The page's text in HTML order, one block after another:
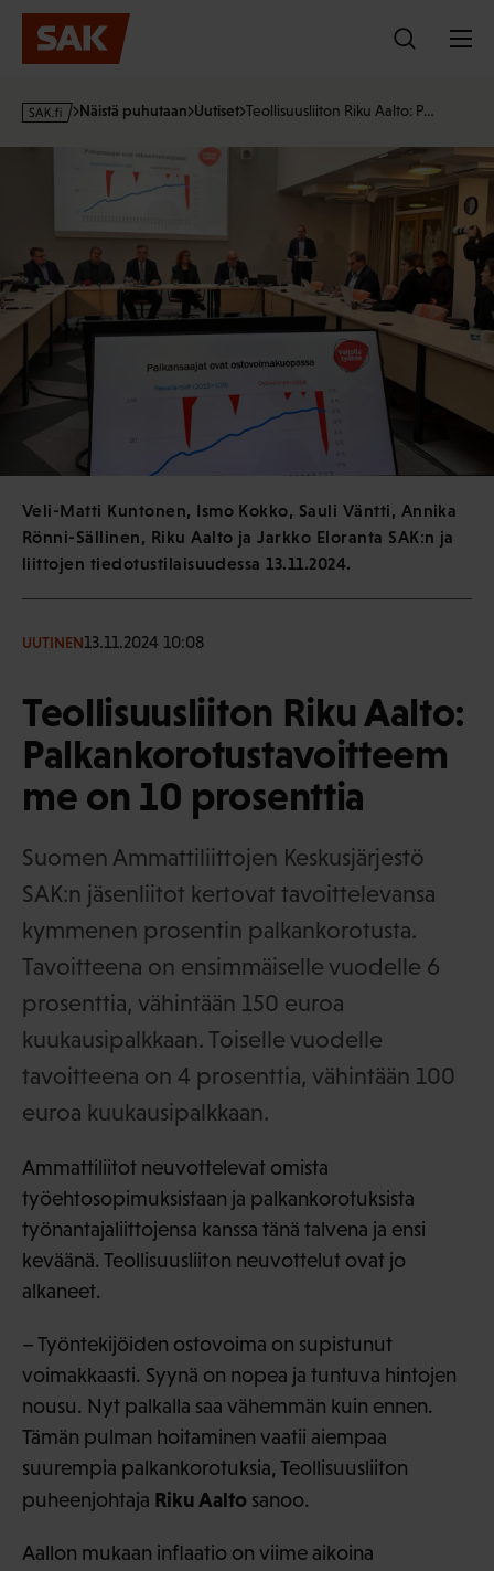
Hyppää
sisältöön
s
Näistä puhutaan Uutiset Teollisuusliiton Riku Aalto: P…
Veli-Matti Kuntonen, Ismo Kokko, Sauli Väntti, Annika
Rönni-Sällinen, Riku Aalto ja Jarkko Eloranta SAK:n ja
liittojen tiedotustilaisuudessa 13.11.2024.
UUTINEN13.11.2024 10:08
Teollisuusliiton Riku Aalto:
Palkankorotustavoitteem
me on 10 prosenttia
Suomen Ammattiliittojen Keskusjärjestö
SAK:n jäsenliitot kertovat tavoittelevansa
kymmenen prosentin palkankorotusta.
Tavoitteena on ensimmäiselle vuodelle 6
prosenttia, vähintään 150 euroa
kuukausipalkkaan. Toiselle vuodelle
tavoitteena on 4 prosenttia, vähintään 100
euroa kuukausipalkkaan.
Ammattiliitot neuvottelevat omista
työehtosopimuksistaan ja palkankorotuksista
työnantajaliittojensa kanssa tänä talvena ja ensi
keväänä. Teollisuusliiton neuvottelut ovat jo
alkaneet.
– Työntekijöiden ostovoima on supistunut
voimakkaasti. Syynä on nopea ja tuntuva hintojen
nousu. Nyt palkalla saa vähemmän kuin ennen.
Tämän pulman hoitaminen vaatii aiempaa
suurempia palkankorotuksia, Teollisuusliiton
puheenjohtaja Riku Aalto sanoo.
Aallon mukaan inflaatio on viime aikoina